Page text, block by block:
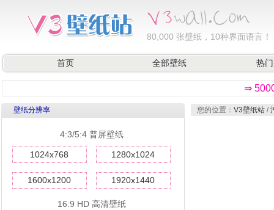
80,000 张壁纸，10种界面语言！
首页 全部壁纸 热
⇒
壁纸分辨率
4:3/5:4 普屏壁纸
1024x768 1280x1024
1600x1200 1920x1440
16:9 HD 高清壁纸
您的位置： V3壁纸站 /